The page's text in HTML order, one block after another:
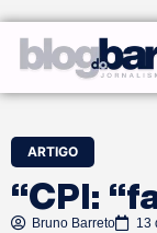
ARTIGO
“CPI:
Bruno Barreto 13